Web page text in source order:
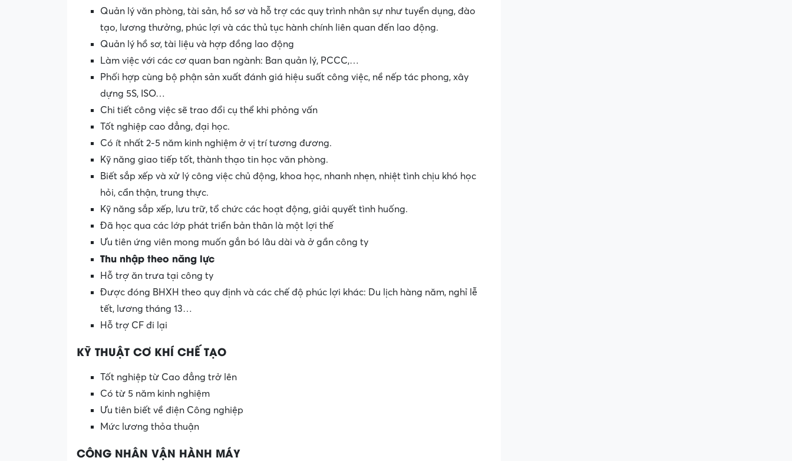
Quản lý văn phòng, tài sản, hồ sơ và hỗ trợ các quy trình nhân sự như tuyển dụng, đào
tạo, lương thưởng, phúc lợi và các thủ tục hành chính liên quan đến lao động.
Quản lý hồ sơ, tài liệu và hợp đồng lao động
Làm việc với các cơ quan ban ngành: Ban quản lý, PCCC,…
Phối hợp cùng bộ phận sản xuất đánh giá hiệu suất công việc, nề nếp tác phong, xây
dựng 5S, ISO…
Chi tiết công việc sẽ trao đổi cụ thể khi phỏng vấn
Tốt nghiệp cao đẳng, đại học.
Có ít nhất 2-5 năm kinh nghiệm ở vị trí tương đương.
Kỹ năng giao tiếp tốt, thành thạo tin học văn phòng.
Biết sắp xếp và xử lý công việc chủ động, khoa học, nhanh nhẹn, nhiệt tình chịu khó học
hỏi, cẩn thận, trung thực.
Kỹ năng sắp xếp, lưu trữ, tổ chức các hoạt động, giải quyết tình huống.
Đã học qua các lớp phát triển bản thân là một lợi thế
Ưu tiên ứng viên mong muốn gắn bó lâu dài và ở gần công ty
Thu nhập theo năng lực
Hỗ trợ ăn trưa tại công ty
Được đóng BHXH theo quy định và các chế độ phúc lợi khác: Du lịch hàng năm, nghỉ lễ
tết, lương tháng 13…
Hỗ trợ CF đi lại
KỸ THUẬT CƠ KHÍ CHẾ TẠO
Tốt nghiệp từ Cao đẳng trở lên
Có từ 5 năm kinh nghiệm
Ưu tiên biết về điện Công nghiệp
Mức lương thỏa thuận
CÔNG NHÂN VẬN HÀNH MÁY